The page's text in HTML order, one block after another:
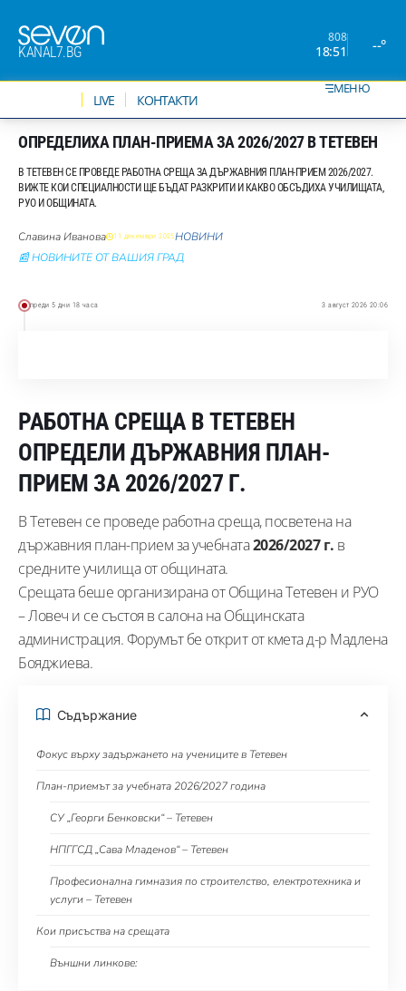
KANAL7.BG
808
18:51 --°
LIVE КОНТАКТИ
МЕНЮ
ОПРЕДЕЛИХА ПЛАН-ПРИЕМА ЗА 2026/2027 В ТЕТЕВЕН
В ТЕТЕВЕН СЕ ПРОВЕДЕ РАБОТНА СРЕЩА ЗА ДЪРЖАВНИЯ ПЛАН-ПРИЕМ 2026/2027.
ВИЖТЕ КОИ СПЕЦИАЛНОСТИ ЩЕ БЪДАТ РАЗКРИТИ И КАКВО ОБСЪДИХА УЧИЛИЩАТА,
РУО И ОБЩИНАТА.
Славина Иванова 11 декември 2025НОВИНИ
📰 НОВИНИТЕ ОТ ВАШИЯ ГРАД
преди 5 дни 18 часа 3 август 2026 20:06
РАБОТНА СРЕЩА В ТЕТЕВЕН
ОПРЕДЕЛИ ДЪРЖАВНИЯ ПЛАН-
ПРИЕМ ЗА 2026/2027 Г.
В Тетевен се проведе работна среща, посветена на
държавния план-прием за учебната2026/2027 г. в
средните училища от общината.
Срещата беше организирана от Община Тетевен и РУО
– Ловеч и се състоя в салона на Общинската
администрация. Форумът бе открит от кмета д-р Мадлена
Бояджиева.
Съдържание
Фокус върху задържането на учениците в Тетевен
План-приемът за учебната 2026/2027 година
СУ „Георги Бенковски“ – Тетевен
НПГГСД „Сава Младенов“ – Тетевен
Професионална гимназия по строителство, електротехника и
услуги – Тетевен
Кои присъства на срещата
Външни линкове: